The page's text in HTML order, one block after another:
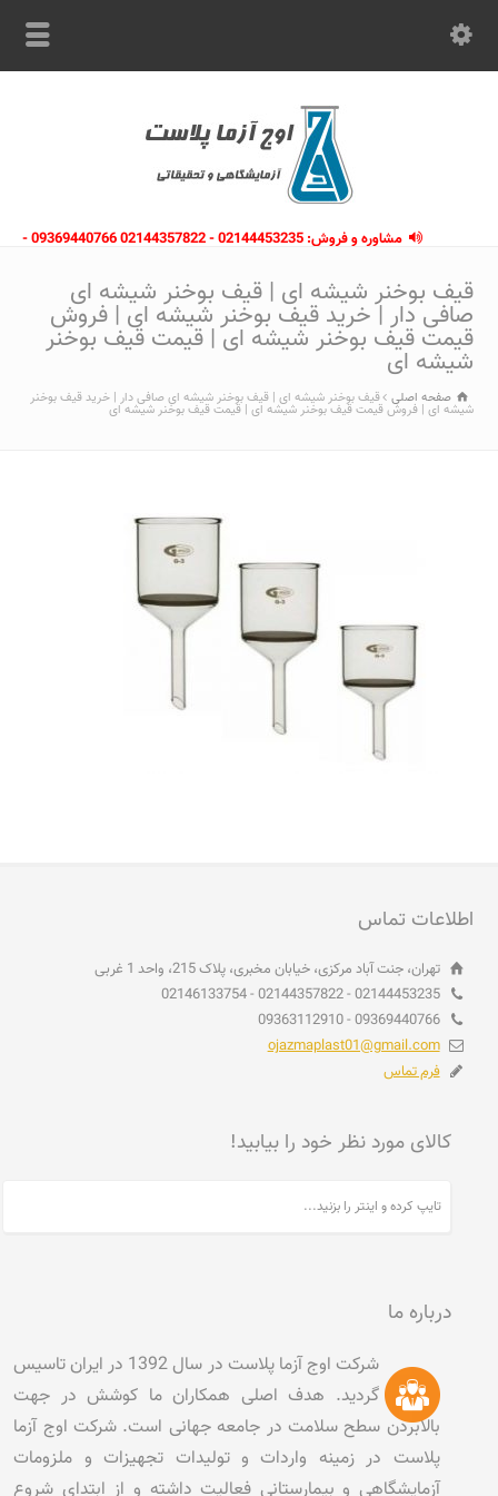
مشاوره و فروش: 02144453235 - 02144357822 09369440766 -
قیف بوخنر شیشه ای | قیف بوخنر شیشه ای
صافی دار | خرید قیف بوخنر شیشه ای | فروش
قیمت قیف بوخنر شیشه ای | قیمت قیف بوخنر
شیشه ای
صفحه اصلی قیف بوخنر شیشه ای | قیف بوخنر شیشه ای صافی دار | خرید قیف بوخنر
شیشه ای | فروش قیمت قیف بوخنر شیشه ای | قیمت قیف بوخنر شیشه ای
اطلاعات تماس
تهران، جنت آباد مرکزی، خیابان مخبری، پلاک 215، واحد 1 غربی
02144453235 - 02144357822 - 02146133754
09369440766 - 09363112910
ojazmaplast01@gmail.com
فرم تماس
کالای مورد نظر خود را بیابید!
درباره ما
شرکت اوج آزما پلاست در سال 1392 در ایران تاسیس
گردید. هدف اصلی همکاران ما کوشش در جهت
بالابردن سطح سلامت در جامعه جهانی است. شرکت اوج آزما
پلاست در زمینه واردات و تولیدات تجهیزات و ملزومات
آزمایشگاهی و بیمارستانی فعالیت داشته و از ابتدای شروع